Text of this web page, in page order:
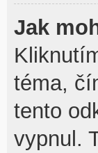
Jak
téma,
tento
vypnul.